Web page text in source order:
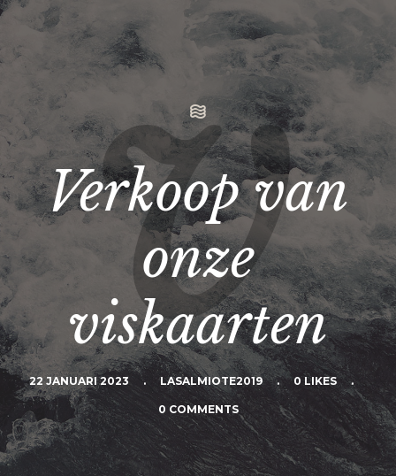
Verkoop van
onze
viskaarten
22 JANUARI 2023 . LASALMIOTE2019 . 0 LIKES .
0 COMMENTS